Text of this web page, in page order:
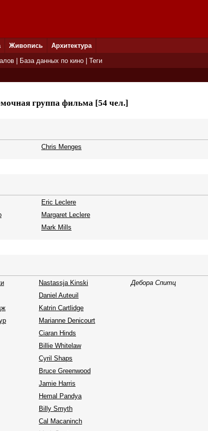
Живопись Архитектура
База данных по кино
Теги
группа фильма [54 чел.]
Chris Menges
Eric Leclere
Margaret Leclere
Mark Mills
Nastassja Kinski Дебора Спитц
Daniel Auteuil
Katrin Cartlidge
Marianne Denicourt
Ciaran Hinds
Billie Whitelaw
Cyril Shaps
Bruce Greenwood
Jamie Harris
Hemal Pandya
Billy Smyth
Cal Macaninch